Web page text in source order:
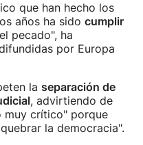
que han hecho los
años ha sido cumplir
pecado", ha
por Europa
la separación de
, advirtiendo de
muy crítico" porque
la democracia".